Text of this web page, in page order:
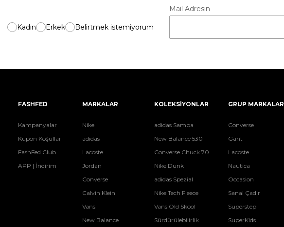
Kadın Erkek Belirtmek istemiyorum
Mail Adresin
FASHFED
Kampanyalar
Kupon Koşulları
FashFed Club
APP | İndirim
MARKALAR
Nike
adidas
Lacoste
Jordan
Converse
Calvin Klein
Vans
New Balance
KOLEKSİYONLAR
adidas Samba
New Balance 530
Converse Chuck 70
Nike Dunk
adidas Spezial
Nike Tech Fleece
Vans Old Skool
Sürdürülebilirlik
GRUP MARKALAR
Converse
Gant
Lacoste
Nautica
Occasion
Sanal Çadır
Superstep
SuperKids